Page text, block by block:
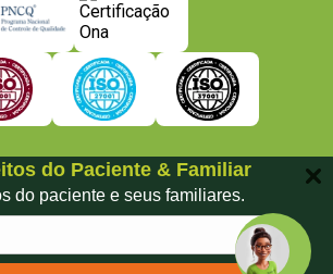
do Paciente & Familiar
do paciente e seus familiares.
- Razão Social: Biofast Medicina e
- CNPJ: 06.137.183/0001-78